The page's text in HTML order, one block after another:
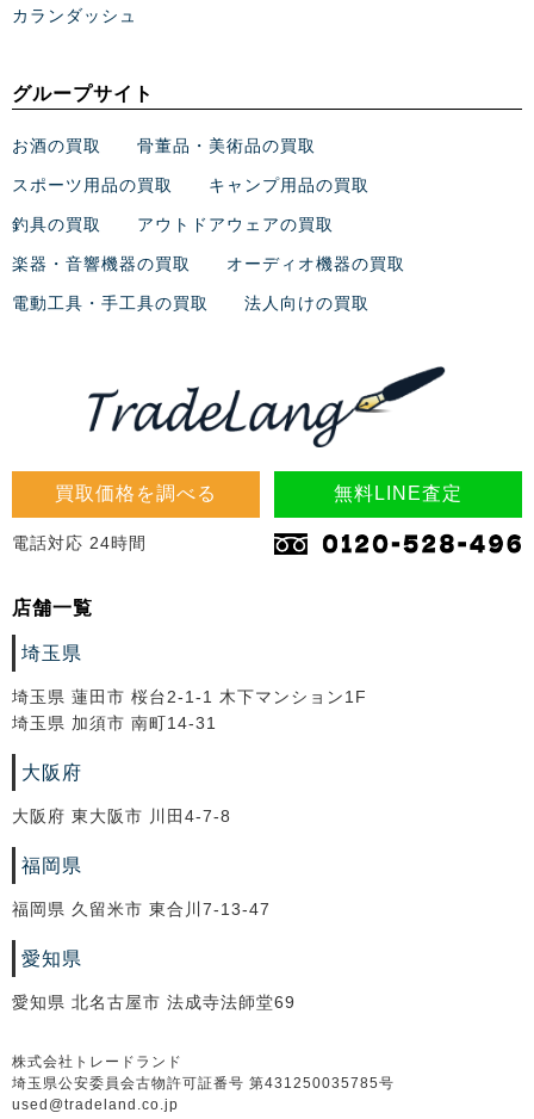
買取価格を調べる 無料LINE査定
電話対応 24時間
店舗一覧
埼玉県
埼玉県 蓮田市 桜台2-1-1 木下マンション1F
埼玉県 加須市 南町14-31
大阪府
大阪府 東大阪市 川田4-7-8
福岡県
福岡県 久留米市 東合川7-13-47
愛知県
愛知県 北名古屋市 法成寺法師堂69
株式会社トレードランド
埼玉県公安委員会古物許可証番号 第431250035785号
used@tradeland.co.jp
カランダッシュ
グループサイト
お酒の買取 骨董品・美術品の買取
スポーツ用品の買取 キャンプ用品の買取
釣具の買取 アウトドアウェアの買取
楽器・音響機器の買取 オーディオ機器の買取
電動工具・手工具の買取 法人向けの買取